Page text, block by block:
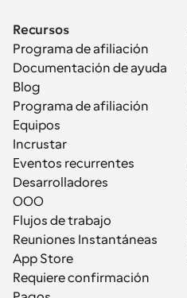
Recursos
Programa de afiliación
Documentación de ayuda
Blog
Programa de afiliación
Equipos
Incrustar
Eventos recurrentes
Desarrolladores
OOO
Flujos de trabajo
Reuniones Instantáneas
App Store
Requiere confirmación